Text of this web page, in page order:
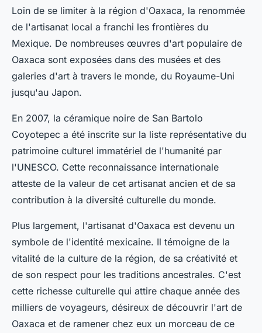
Loin de se limiter à la région d'Oaxaca, la renommée
de l'artisanat local a franchi les frontières du
Mexique. De nombreuses œuvres d'art populaire de
Oaxaca sont exposées dans des musées et des
galeries d'art à travers le monde, du Royaume-Uni
jusqu'au Japon.
En 2007, la céramique noire de San Bartolo
Coyotepec a été inscrite sur la liste représentative du
patrimoine culturel immatériel de l'humanité par
l'UNESCO. Cette reconnaissance internationale
atteste de la valeur de cet artisanat ancien et de sa
contribution à la diversité culturelle du monde.
Plus largement, l'artisanat d'Oaxaca est devenu un
symbole de l'identité mexicaine. Il témoigne de la
vitalité de la culture de la région, de sa créativité et
de son respect pour les traditions ancestrales. C'est
cette richesse culturelle qui attire chaque année des
milliers de voyageurs, désireux de découvrir l'art de
Oaxaca et de ramener chez eux un morceau de ce